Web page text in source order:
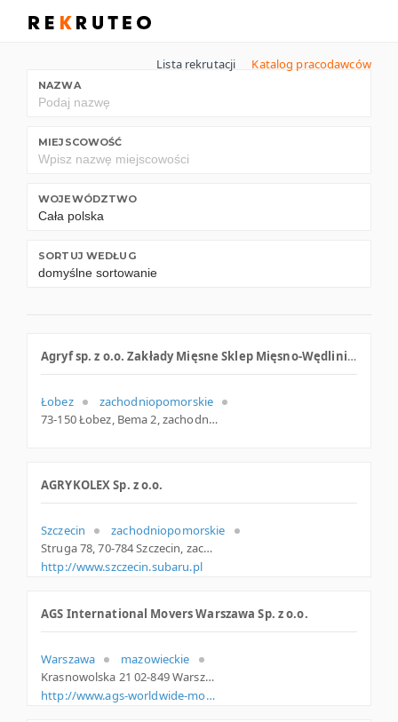
Lista rekrutacji Katalog pracodawców
NAZWA
MIEJSCOWOŚĆ
WOJEWÓDZTWO
SORTUJ WEDŁUG
Agryf sp. z o.o. Zakłady Mięsne Sklep Mięsno-Wędliniarski
Łobez
zachodniopomorskie
73-150 Łobez, Bema 2, zachodniopomorskie
AGRYKOLEX Sp. z o.o.
Szczecin
zachodniopomorskie
Struga 78, 70-784 Szczecin, zachodniopomorskie
http://www.szczecin.subaru.pl
AGS International Movers Warszawa Sp. z o.o.
Warszawa
mazowieckie
Krasnowolska 21 02-849 Warszawa Polska
http://www.ags-worldwide-movers.com